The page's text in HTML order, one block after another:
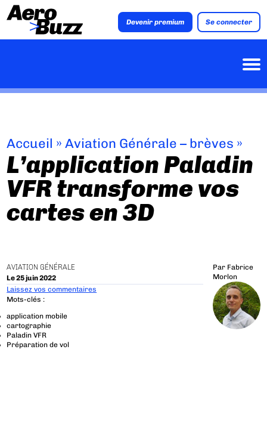
Devenir premium Se connecter
Accueil »Aviation Générale – brèves »
L’application Paladin
VFR transforme vos
cartes en 3D
AVIATION GÉNÉRALE
Le 25 juin 2022
Par Fabrice
Morlon
Laissez vos commentaires
Mots-clés :
application mobile
cartographie
Paladin VFR
Préparation de vol